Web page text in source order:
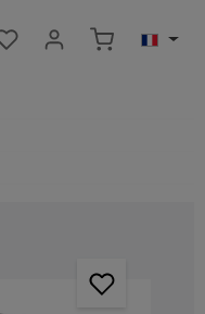
Le panier